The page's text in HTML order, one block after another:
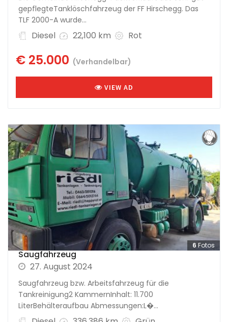
gepflegteTanklöschfahrzeug der FF Hirschegg. Das
TLF 2000-A wurde...
Diesel 22,100 km Rot
€ 25.000 (Verhandelbar)
VIEW AD
6 Fotos
Saugfahrzeug
27. August 2024
Saugfahrzeug bzw. Arbeitsfahrzeug für die
Tankreinigung2 KammernInhalt: 11.700
LiterBehälteraufbau Abmessungen:L�...